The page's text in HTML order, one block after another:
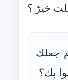
خيرًا؟
جعلك
بك؟